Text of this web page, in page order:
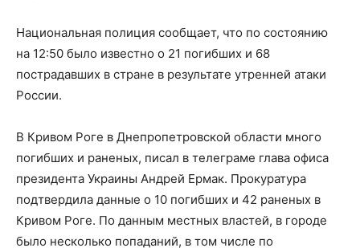
Национальная полиция сообщает, что по состоянию
на 12:50 было известно о 21 погибших и 68
пострадавших в стране в результате утренней атаки
России.
В Кривом Роге в Днепропетровской области много
погибших и раненых, писал в телеграме глава офиса
президента Украины Андрей Ермак. Прокуратура
подтвердила данные о 10 погибших и 42 раненых в
Кривом Роге. По данным местных властей, в городе
было несколько попаданий, в том числе по